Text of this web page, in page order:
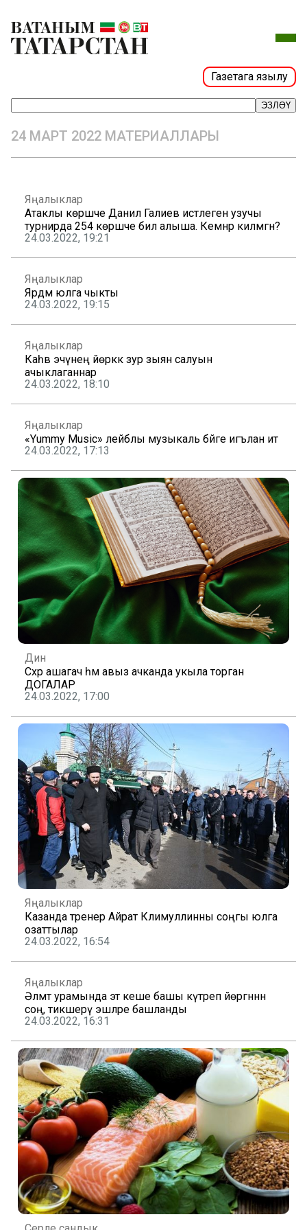
Газетага язылу
ЭЗЛӘҮ
24 МАРТ 2022 МАТЕРИАЛЛАРЫ
Яңалыклар
Атаклы көрәшче Данил Галиев истәлегенә узучы
турнирда 254 көрәшче бил алыша. Кемнәр килмәгән?
24.03.2022, 19:21
Яңалыклар
Ярдәм юлга чыкты
24.03.2022, 19:15
Яңалыклар
Каһвә эчүнең йөрәккә зур зыян салуын
ачыклаганнар
24.03.2022, 18:10
Яңалыклар
«Yummy Musiс» лейблы музыкаль бәйге игълан итә
24.03.2022, 17:13
Дин
Сәхәр ашагач һәм авыз ачканда укыла торган
ДОГАЛАР
24.03.2022, 17:00
Яңалыклар
Казанда тренер Айрат Кәлимуллинны соңгы юлга
озаттылар
24.03.2022, 16:54
Яңалыклар
Әлмәт урамында эт кеше башы күтәреп йөргәннән
соң, тикшерү эшләре башланды
24.03.2022, 16:31